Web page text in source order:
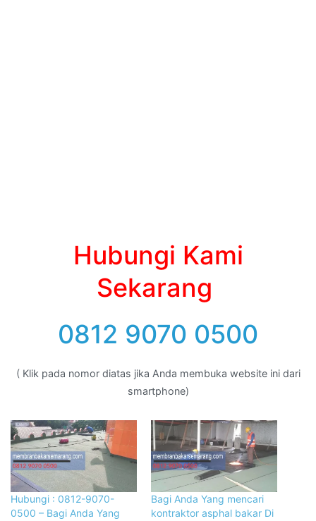
Hubungi Kami
Sekarang
0812 9070 0500
( Klik pada nomor diatas jika Anda membuka website ini dari
smartphone)
Hubungi : 0812-9070-
0500 – Bagi Anda Yang
Bagi Anda Yang mencari
kontraktor asphal bakar Di